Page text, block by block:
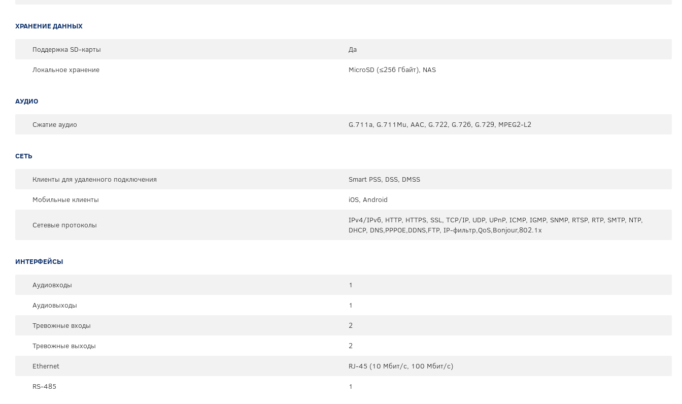
ХРАНЕНИЕ ДАННЫХ
Поддержка SD-карты
Да
Локальное хранение
MicroSD (≤256 Гбайт), NAS
АУДИО
Сжатие аудио G.711a, G.711Mu, AAC, G.722, G.726, G.729, MPEG2-L2
СЕТЬ
Клиенты для удаленного подключения
Smart PSS, DSS, DMSS
Мобильные клиенты
iOS, Android
Сетевые протоколы
IPv4/IPv6, HTTP, HTTPS, SSL, TCP/IP, UDP, UPnP, ICMP, IGMP, SNMP, RTSP, RTP, SMTP, NTP,
DHCP, DNS,PPPOE,DDNS,FTP, IP-фильтр,QoS,Bonjour,802.1x
ИНТЕРФЕЙСЫ
Аудиовходы
1
Аудиовыходы
1
Тревожные входы
2
Тревожные выходы
2
Ethernet
RJ-45 (10 Мбит/с, 100 Мбит/с)
RS-485
1